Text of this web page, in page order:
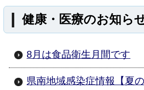
矢祭町 つつじ 奥久慈
八溝山 ゆじまた 湯岐
協和 貝化石 羽黒
健康・医療のお知ら
8月は食品衛生月間です
県南地域感染症情報【夏